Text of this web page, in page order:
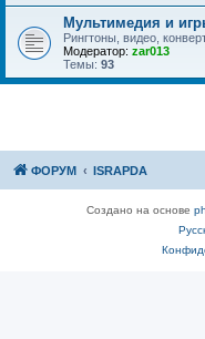
Мультимедия и
Рингтоны, видео,
Модератор: zar013
Темы: 93
ФОРУМ ISRAPDA
Создано на основе